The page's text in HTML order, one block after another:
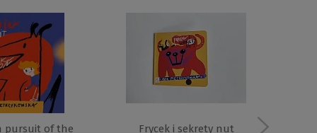
pursuit of the
Frycek i sekrety nut